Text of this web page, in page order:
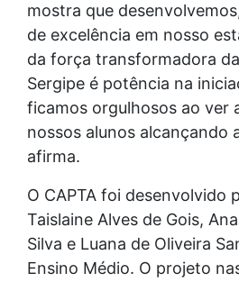
mostra que
de excelência em nosso
da força transformadora
Sergipe é potência na
ficamos orgulhosos ao ver
nossos alunos alcançando
afirma.
O CAPTA foi desenvolvido
Taislaine Alves de Gois,
Silva e Luana de Oliveira
Ensino Médio. O projeto